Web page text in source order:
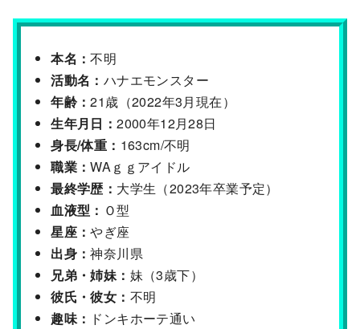
本名：不明
活動名： ハナエモンスター
年齢：21歳（2022年3月現在）
生年月日：2000年12月28日
身長/体重： 163cm/不明
職業：WAｇｇアイドル
最終学歴： 大学生（2023年卒業予定）
血液型： Ｏ型
星座：やぎ座
出身：神奈川県
兄弟・姉妹： 妹（3歳下）
彼氏・彼女： 不明
趣味： ドンキホーテ通い